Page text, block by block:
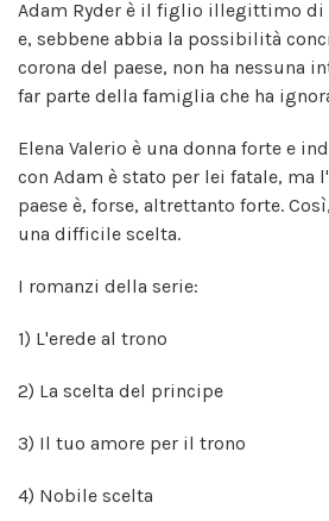
Adam Ryder è il figlio illegittimo
e, sebbene abbia la possibilità
corona del paese, non ha nessuna
far parte della famiglia che ha
Elena Valerio è una donna forte e
con Adam è stato per lei fatale, ma
paese è, forse, altrettanto forte.
una difficile scelta.
I romanzi della serie:
1) L'erede al trono
2) La scelta del principe
3) Il tuo amore per il trono
4) Nobile scelta